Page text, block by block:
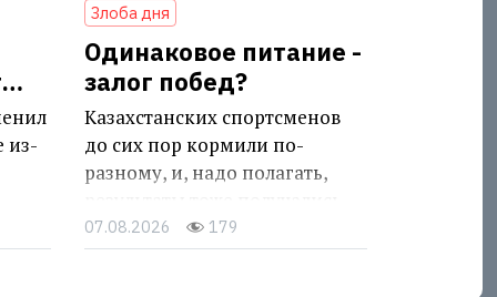
из-
Злоба дня
Одинаковое питание -
залог побед?
Казахстанских спортсменов
до сих пор кормили по-
разному, и, надо полагать,
разными
07.08.2026 179